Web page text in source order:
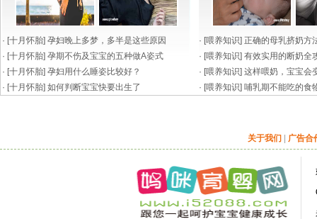
· [十月怀胎] 孕妇晚上多梦，多半是这些原因
· [十月怀胎] 孕期不伤及宝宝的五种做A姿式
· [十月怀胎] 孕妇用什么睡姿比较好？
· [十月怀胎] 如何判断宝宝快要出生了
· [喂养知识] 正确的母乳挤奶方
· [喂养知识] 有效实用的断奶全
效
· [喂养知识] 这样喂奶，宝宝会
· [喂养知识] 哺乳期不能吃的食
关于我们 广告合